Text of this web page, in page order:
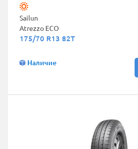
Sailun
Atrezzo ECO
175/70 R13 82T
Наличие